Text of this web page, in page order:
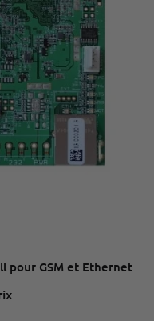
pour GSM et Ethernet